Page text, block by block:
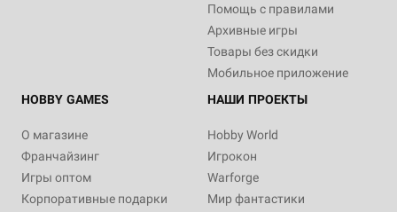
Помощь с правилами
Архивные игры
Товары без скидки
Мобильное приложение
HOBBY GAMES
О магазине
Франчайзинг
Игры оптом
Корпоративные подарки
НАШИ ПРОЕКТЫ
Hobby World
Игрокон
Warforge
Мир фантастики